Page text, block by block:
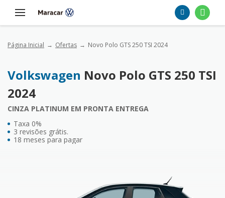
Página Inicial Ofertas Novo Polo GTS 250 TSI 2024
Volkswagen Novo Polo GTS 250 TSI
2024
CINZA PLATINUM EM PRONTA ENTREGA
Taxa 0%
3 revisões grátis.
18 meses para pagar